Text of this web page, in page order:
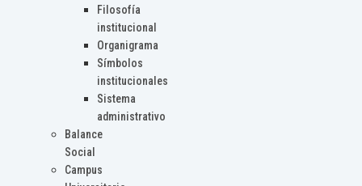
Filosofía
institucional
Organigrama
Símbolos
institucionales
Sistema
administrativo
Balance
Social
Campus